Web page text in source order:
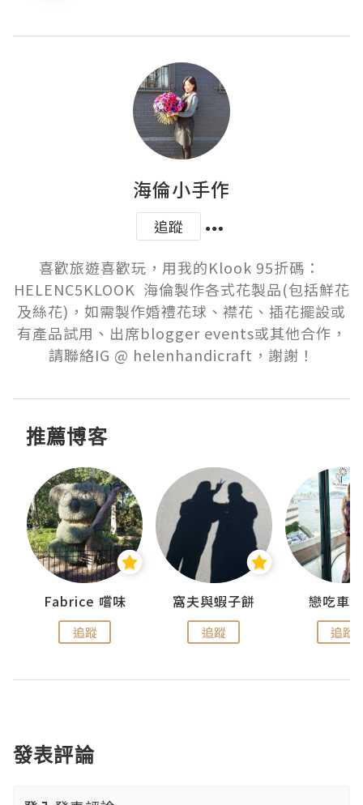
海倫小手作
追蹤
喜歡旅遊喜歡玩，用我的Klook 95折碼：
HELENC5KLOOK  海倫製作各式花製品(包括鮮花
及絲花)，如需製作婚禮花球、襟花、插花擺設或
有產品試用、出席blogger events或其他合作，
請聯絡IG @ helenhandicraft，謝謝！
推薦博客
Fabrice 嚐味
追蹤
窩夫與蝦子餅
追蹤
戀吃車
追蹤
發表評論